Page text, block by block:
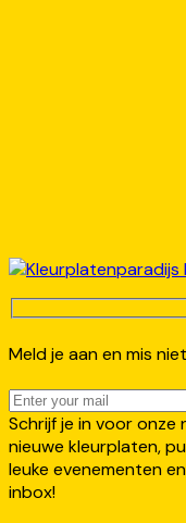
Meld je aan en mis
Schrijf je in voor
nieuwe kleurplaten,
leuke evenementen
inbox!